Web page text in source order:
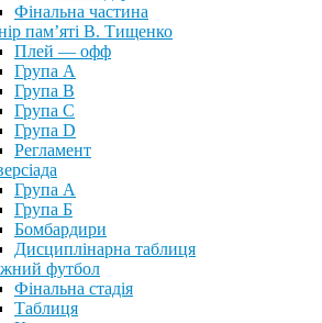
Фінальна частина
пам’яті В. Тищенко
Плей — офф
Група А
Група B
Група С
Група D
Регламент
Група А
Група Б
Бомбардири
Дисциплінарна таблиця
футбол
Фінальна стадія
Таблиця